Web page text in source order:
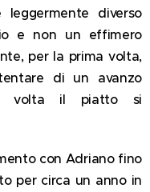
leggermente diverso
e non un effimero
per la prima volta,
di un avanzo
volta il piatto si
con Adriano fino
per circa un anno in